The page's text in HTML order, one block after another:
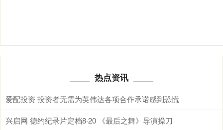
热点资讯
爱配投资 投资者无需为英伟达各项合作承诺感到恐慌
兴启网 德约纪录片定档8·20 《最后之舞》导演操刀